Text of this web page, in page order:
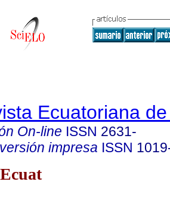
Ecuatoriana
On-line ISSN 2631-
versión impresa ISSN